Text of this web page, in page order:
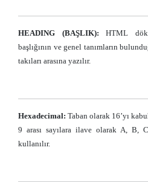
HEADING (BAŞLIK): HTML
başlığının ve genel tanımların
takıları arasına yazılır.
Hexadecimal: Taban olarak 16’yı
9 arası sayılara ilave olarak A, B,
kullanılır.